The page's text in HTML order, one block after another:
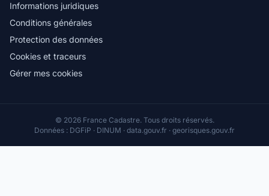
Informations juridiques
Conditions générales
Protection des données
Cookies et traceurs
Gérer mes cookies
© 2026 France Cadastre. Tous droits réservés.
Données : DGFiP · DINUM · data.gouv.fr · georisques.gouv.fr